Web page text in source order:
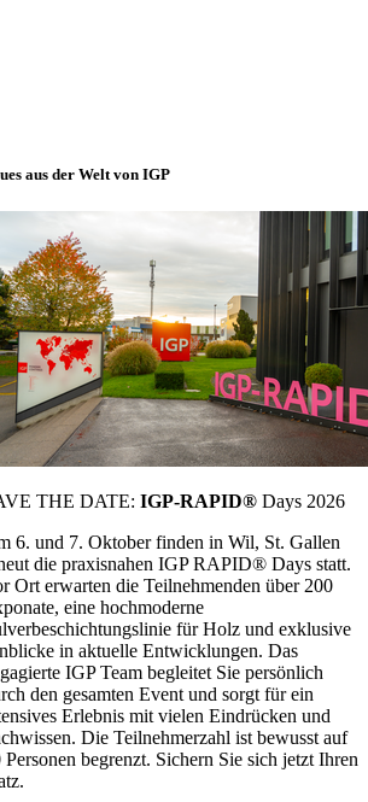
aus der Welt von IGP
THE DATE: IGP-RAPID® Days 2026
6. und 7. Oktober finden in Wil, St. Gallen
die praxisnahen IGP RAPID® Days statt.
Ort erwarten die Teilnehmenden über 200
eine hochmoderne
für Holz und exklusive
in aktuelle Entwicklungen. Das
IGP Team begleitet Sie persönlich
den gesamten Event und sorgt für ein
Erlebnis mit vielen Eindrücken und
Die Teilnehmerzahl ist bewusst auf
Personen begrenzt. Sichern Sie sich jetzt Ihren